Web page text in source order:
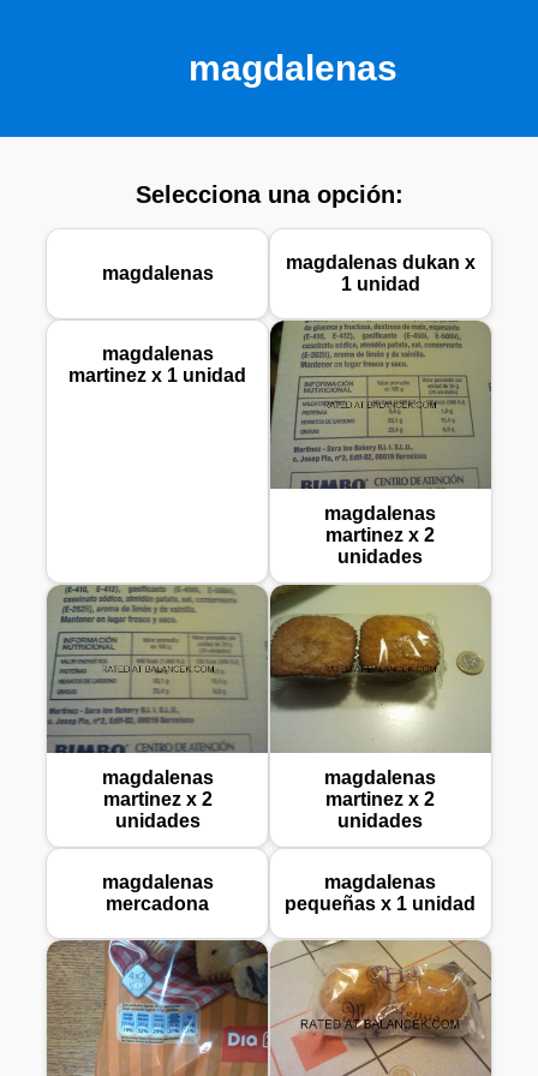
magdalenas
Selecciona una opción:
magdalenas
magdalenas dukan x
1 unidad
magdalenas
martinez x 1 unidad
magdalenas
martinez x 2
unidades
magdalenas
martinez x 2
unidades
magdalenas
martinez x 2
unidades
magdalenas
mercadona
magdalenas
pequeñas x 1 unidad